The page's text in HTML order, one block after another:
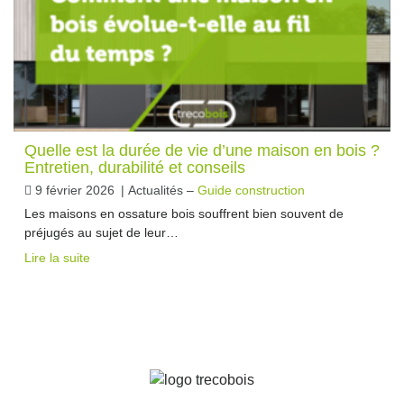
Quelle est la durée de vie d’une maison en bois ?
Entretien, durabilité et conseils
9 février 2026 | Actualités – Guide construction
Les maisons en ossature bois souffrent bien souvent de
préjugés au sujet de leur…
Lire la suite